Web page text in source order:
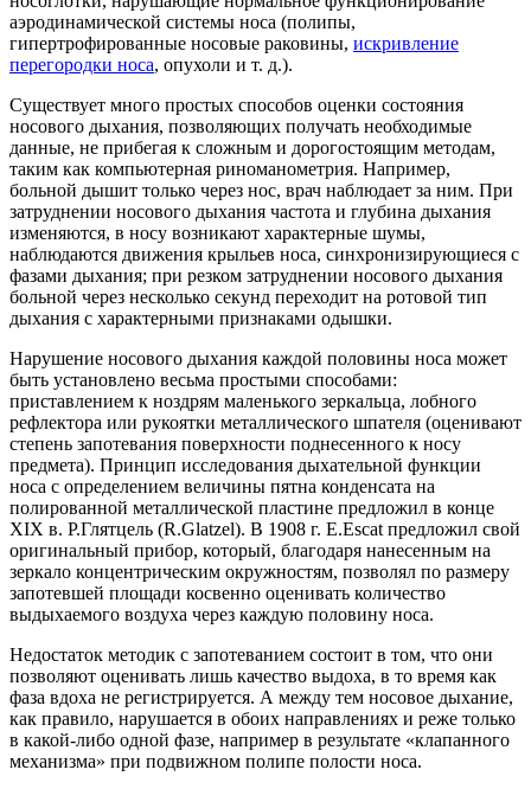
аэродинамической системы носа (полипы,
гипертрофированные носовые раковины, искривление
перегородки носа, опухоли и т. д.).
Существует много простых способов оценки состояния
носового дыхания, позволяющих получать необходимые
данные, не прибегая к сложным и дорогостоящим методам,
таким как компьютерная риноманометрия. Например,
больной дышит только через нос, врач наблюдает за ним. При
затруднении носового дыхания частота и глубина дыхания
изменяются, в носу возникают характерные шумы,
наблюдаются движения крыльев носа, синхронизирующиеся с
фазами дыхания; при резком затруднении носового дыхания
больной через несколько секунд переходит на ротовой тип
дыхания с характерными признаками одышки.
Нарушение носового дыхания каждой половины носа может
быть установлено весьма простыми способами:
приставлением к ноздрям маленького зеркальца, лобного
рефлектора или рукоятки металлического шпателя (оценивают
степень запотевания поверхности поднесенного к носу
предмета). Принцип исследования дыхательной функции
носа с определением величины пятна конденсата на
полированной металлической пластине предложил в конце
XIX в. Р.Глятцель (R.Glatzel). В 1908 г. E.Escat предложил свой
оригинальный прибор, который, благодаря нанесенным на
зеркало концентрическим окружностям, позволял по размеру
запотевшей площади косвенно оценивать количество
выдыхаемого воздуха через каждую половину носа.
Недостаток методик с запотеванием состоит в том, что они
позволяют оценивать лишь качество выдоха, в то время как
фаза вдоха не регистрируется. А между тем носовое дыхание,
как правило, нарушается в обоих направлениях и реже только
в какой-либо одной фазе, например в результате «клапанного
механизма» при подвижном полипе полости носа.